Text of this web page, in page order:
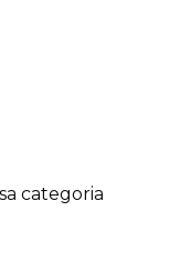
categoria